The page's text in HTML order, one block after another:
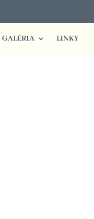
GALÉRIA LINKY